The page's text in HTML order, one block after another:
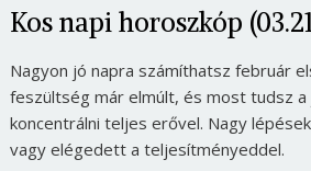
Kos napi horoszkóp
Nagyon jó napra számíthatsz február
feszültség már elmúlt, és most tudsz a
koncentrálni teljes erővel. Nagy
vagy elégedett a teljesítményeddel.